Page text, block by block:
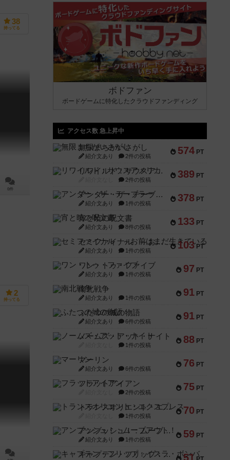
38
持ってる
0件
2
持ってる
ボドファン
ボードゲームに特化したクラウドファンディング
アクセス数 急上昇中
574 PT
無限まちがいさがし
紹介文あり 2件の投稿
389 PT
リワイルド：サウスアメリカ
2件の投稿
378 PT
アンダー・ザ・テーブラー
紹介文あり 1件の投稿
133 PT
宵と暁の呪文書
紹介文あり 8件の投稿
103 PT
セミファイナル ～お前はまだ生きている～
紹介文あり 1件の投稿
97 PT
ワン・トゥ・ファイブ
紹介文あり 1件の投稿
91 PT
南北戦争
紹介文あり 1件の投稿
91 PT
ふたつの城の物語
紹介文あり 6件の投稿
88 PT
ノームズ・アット・ナイト
1件の投稿
76 PT
マーリン
紹介文あり 6件の投稿
75 PT
フラットアイアン
2件の投稿
70 PT
トランスオリエント・エクスプレス
1件の投稿
59 PT
アンブッシュ！：ムーブアウト！
紹介文あり 1件の投稿
51
キャプテン・フリップ：イスラ・ボンバ